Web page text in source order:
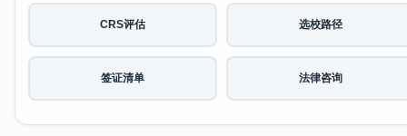
CRS评估 选校路径
签证清单 法律咨询